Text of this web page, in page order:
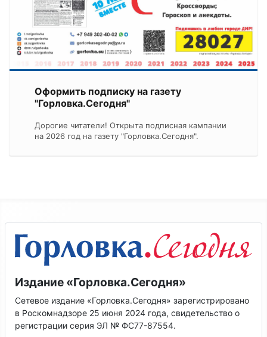
Оформить подписку на газету
"Горловка.Сегодня"
Дорогие читатели! Открыта подписная кампании
на 2026 год на газету "Горловка.Сегодня".
Издание «Горловка.Сегодня»
Сетевое издание «Горловка.Сегодня» зарегистрировано
в Роскомнадзоре 25 июня 2024 года, свидетельство о
регистрации серия ЭЛ № ФС77-87554.